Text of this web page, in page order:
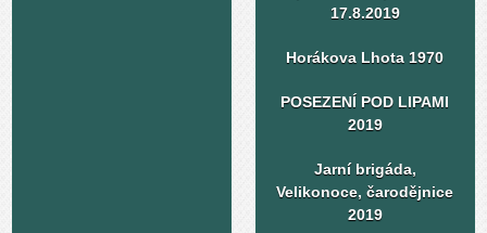
17.8.2019
Horákova Lhota 1970
POSEZENÍ POD LIPAMI
2019
Jarní brigáda,
Velikonoce, čarodějnice
2019